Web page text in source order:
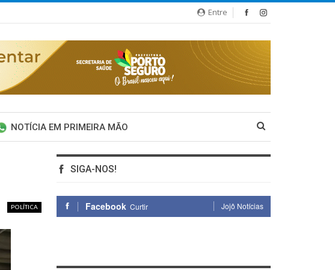
Entre
NOTÍCIA EM PRIMEIRA MÃO
POLÍTICA
SIGA-NOS!
Facebook Curtir Jojô Notícias